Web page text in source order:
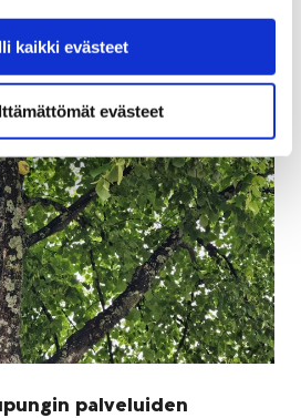
kaikki evästeet
evästeet
palveluiden